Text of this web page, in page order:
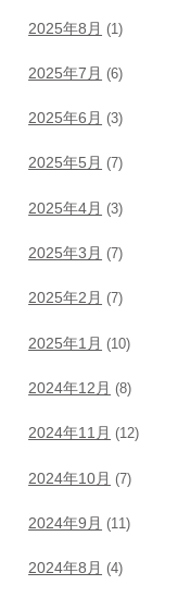
2025年8月 (1)
2025年7月 (6)
2025年6月 (3)
2025年5月 (7)
2025年4月 (3)
2025年3月 (7)
2025年2月 (7)
2025年1月 (10)
2024年12月 (8)
2024年11月 (12)
2024年10月 (7)
2024年9月 (11)
2024年8月 (4)